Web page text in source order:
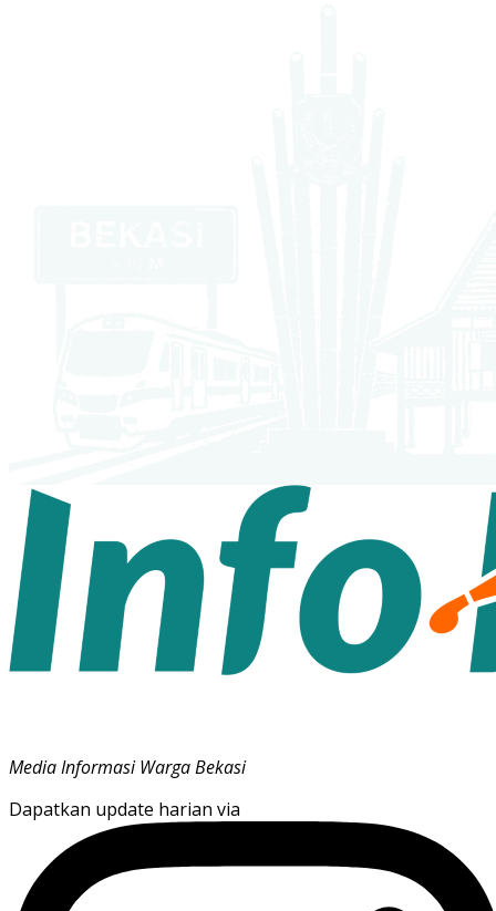
Media Informasi Warga Bekasi
Dapatkan update harian via